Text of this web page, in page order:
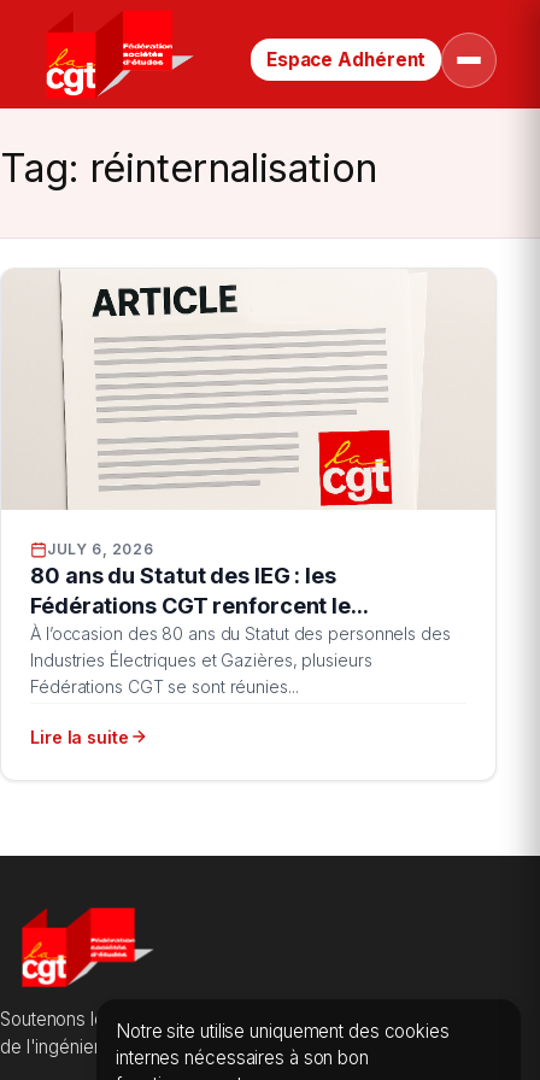
Retour
page
d’accueil
Espace Adhérent
Ouvrir
le
Tag: réinternalisation
JULY 6, 2026
80 ans du Statut des IEG : les
Fédérations CGT renforcent le...
À l’occasion des 80 ans du Statut des personnels des
Industries Électriques et Gazières, plusieurs
Fédérations CGT se sont réunies...
Lire la suite
Soutenons les salarié·es des sociétés d'études, du conseil et
de l'ingénierie.
Notre site utilise uniquement des cookies
internes nécessaires à son bon